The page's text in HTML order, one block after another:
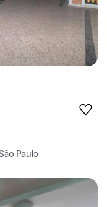
Paulo